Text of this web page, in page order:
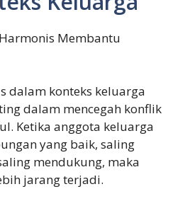
Membantu
dalam konteks keluarga
dalam mencegah konflik
Ketika anggota keluarga
yang baik, saling
mendukung, maka
jarang terjadi.